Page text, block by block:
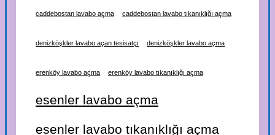
caddebostan lavabo açma caddebostan lavabo tıkanıklığı açma
denizköşkler lavabo açan tesisatçı denizköşkler lavabo açma
erenköy lavabo açma erenköy lavabo tıkanıklığı açma
esenler lavabo açma
esenler lavabo tıkanıklığı açma